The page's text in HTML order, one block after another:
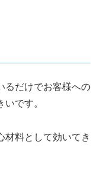
るだけでお客様への
です。
材料として効いてき